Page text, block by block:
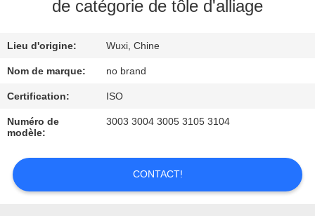
NOUS
VISITE
DE
L'USINE
CONTRÔLE
DE
LA
de catégorie de tôle d'alliage
Lieu d'origine: Wuxi, Chine
Nom de marque: no brand
Certification: ISO
Numéro de
modèle:
3003 3004 3005 3105 3104
CONTACT!